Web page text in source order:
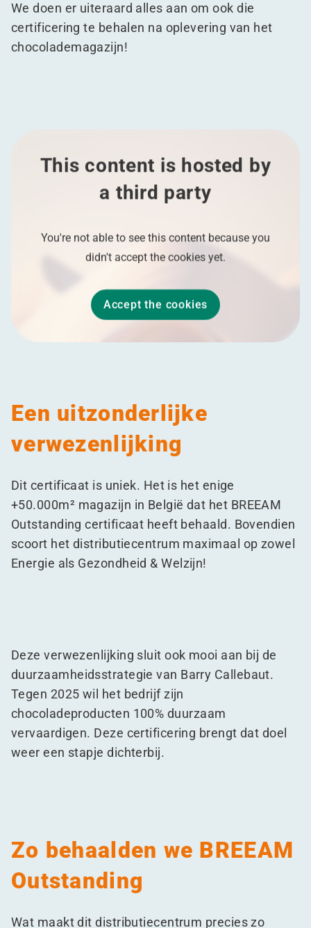
We doen er uiteraard alles aan om ook die
certificering te behalen na oplevering van het
chocolademagazijn!
This content is hosted by
a third party
You're not able to see this content because you
didn't accept the cookies yet.
Accept the cookies
Een uitzonderlijke
verwezenlijking
Dit certificaat is uniek. Het is het enige
+50.000m² magazijn in België dat het BREEAM
Outstanding certificaat heeft behaald. Bovendien
scoort het distributiecentrum maximaal op zowel
Energie als Gezondheid & Welzijn!
Deze verwezenlijking sluit ook mooi aan bij de
duurzaamheidsstrategie van Barry Callebaut.
Tegen 2025 wil het bedrijf zijn
chocoladeproducten 100% duurzaam
vervaardigen. Deze certificering brengt dat doel
weer een stapje dichterbij.
Zo behaalden we BREEAM
Outstanding
Wat maakt dit distributiecentrum precies zo